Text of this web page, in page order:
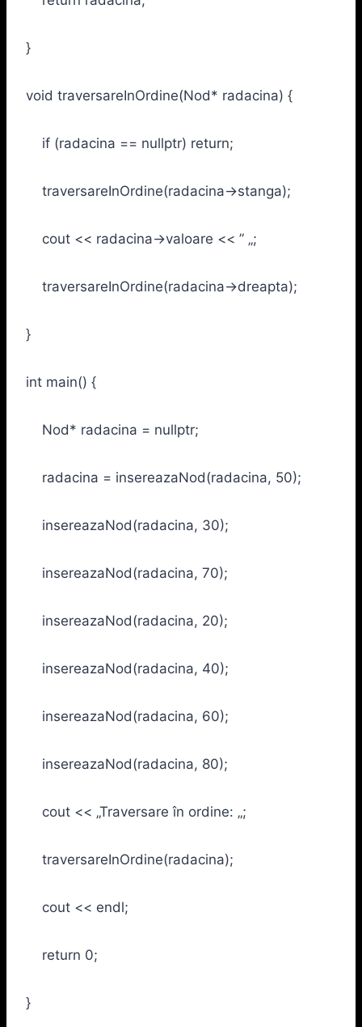
}
void traversareInOrdine(Nod* radacina) {
if (radacina == nullptr) return;
traversareInOrdine(radacina->stanga);
cout << radacina->valoare << ” „;
traversareInOrdine(radacina->dreapta);
}
int main() {
Nod* radacina = nullptr;
radacina = insereazaNod(radacina, 50);
insereazaNod(radacina, 30);
insereazaNod(radacina, 70);
insereazaNod(radacina, 20);
insereazaNod(radacina, 40);
insereazaNod(radacina, 60);
insereazaNod(radacina, 80);
cout << „Traversare în ordine: „;
traversareInOrdine(radacina);
cout << endl;
return 0;
}